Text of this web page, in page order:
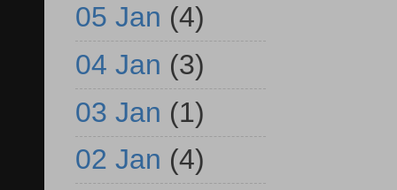
05 Jan (4)
04 Jan (3)
03 Jan (1)
02 Jan (4)